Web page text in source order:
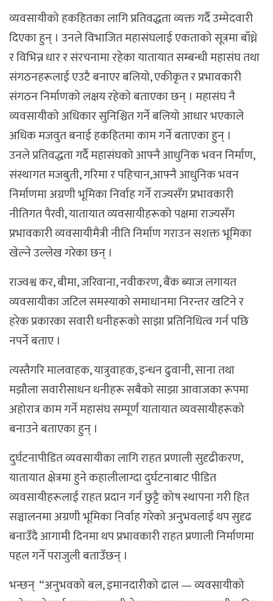
व्यवसायीको हकहितका लागि प्रतिवद्धता व्यक्त गर्दै उम्मेदवारी
दिएका हुन् । उनले विभाजित महासंघलाई एकताको सूत्रमा बाँध्ने
र विभिन्न धार र संरचनामा रहेका यातायात सम्बन्धी महासंघ तथा
संगठनहरूलाई एउटै बनाएर बलियो, एकीकृत र प्रभावकारी
संगठन निर्माणको लक्षय रहेको बताएका छन् । महासंघ नै
व्यवसायीको अधिकार सुनिश्चित गर्ने बलियो आधार भएकाले
अधिक मजवुत बनाई हकहितमा काम गर्ने बताएका हुन् ।
उनले प्रतिवद्धता गर्दै महासंघको आफ्नै आधुनिक भवन निर्माण,
संस्थागत मजबुती, गरिमा र पहिचान,आफ्नै आधुनिक भवन
निर्माणमा अग्रणी भूमिका निर्वाह गर्ने राज्यसँग प्रभावकारी
नीतिगत पैरवी, यातायात व्यवसायीहरूको पक्षमा राज्यसँग
प्रभावकारी व्यवसायीमैत्री नीति निर्माण गराउन सशक्त भूमिका
खेल्ने उल्लेख गरेका छन् ।
राज्वश्व कर, बीमा, जरिवाना, नवीकरण, बैंक ब्याज लगायत
व्यवसायीका जटिल समस्याको समाधानमा निरन्तर खटिने र
हरेक प्रकारका सवारी धनीहरूको साझा प्रतिनिधित्व गर्न पछि
नपर्ने बताए ।
त्यस्तैगरि मालवाहक, यात्रुवाहक, इन्धन ढुवानी, साना तथा
मझौला सवारीसाधन धनीहरू सबैको साझा आवाजका रूपमा
अहोरात्र काम गर्ने महासंघ सम्पूर्ण यातायात व्यवसायीहरूको
बनाउने बताएका हुन् ।
दुर्घटनापीडित व्यवसायीका लागि राहत प्रणाली सुदृढीकरण,
यातायात क्षेत्रमा हुने कहालीलाग्दा दुर्घटनाबाट पीडित
व्यवसायीहरूलाई राहत प्रदान गर्न छुट्टै कोष स्थापना गरी हित
सञ्चालनमा अग्रणी भूमिका निर्वाह गरेको अनुभवलाई थप सुदृढ
बनाउँदै आगामी दिनमा थप प्रभावकारी राहत प्रणाली निर्माणमा
पहल गर्ने पराजुली बताउँछन् ।
भन्छन् “अनुभवको बल, इमानदारीको ढाल — व्यवसायीको